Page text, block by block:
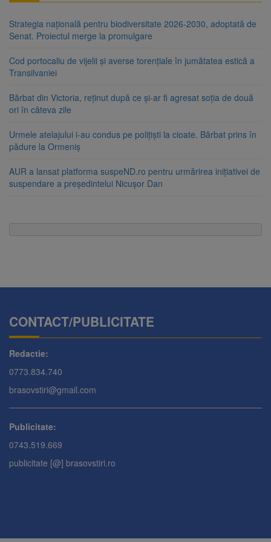
Strategia națională pentru biodiversitate 2026-2030, adoptată de
Senat. Proiectul merge la promulgare
Cod portocaliu de vijelii și averse torențiale în jumătatea estică a
Transilvaniei
Bărbat din Victoria, reținut după ce și-ar fi agresat soția de două
ori în câteva zile
Urmele atelajului i-au condus pe polițiști la cioate. Bărbat prins în
pădure la Ormeniș
AUR a lansat platforma suspeND.ro pentru urmărirea inițiativei de
suspendare a președintelui Nicușor Dan
CONTACT/PUBLICITATE
Redactie:
0773.834.740
brasovstiri@gmail.com
Publicitate:
0743.519.669
publicitate [@] brasovstiri.ro